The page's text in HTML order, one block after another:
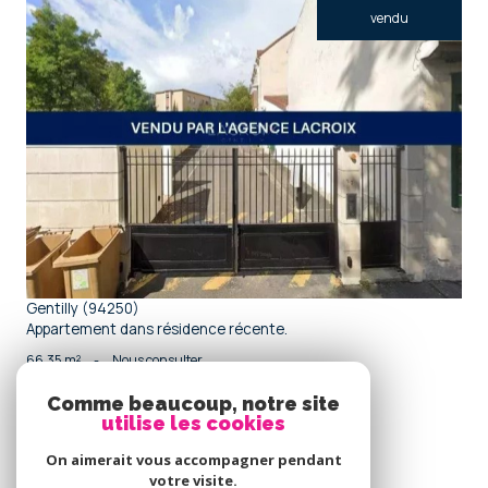
vendu
voir le bien
Gentilly (94250)
Appartement dans résidence récente.
66,35 m² - Nous consulter
connecter
Comme beaucoup, notre site
utilise les cookies
On aimerait vous accompagner pendant
votre visite.